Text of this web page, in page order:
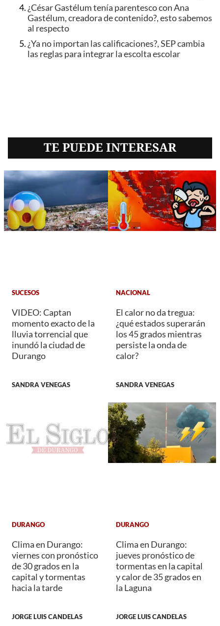
¿César Gastélum tenía parentesco con Ana
Gastélum, creadora de contenido?, esto sabemos
al respecto
¿Ya no importan las calificaciones?, SEP cambia
las reglas para integrar la escolta escolar
TE PUEDE INTERESAR
SUCESOS
VIDEO: Captan
momento exacto de la
lluvia torrencial que
inundó la ciudad de
Durango
SANDRA VENEGAS
NACIONAL
El calor no da tregua:
¿qué estados superarán
los 45 grados mientras
persiste la onda de
calor?
SANDRA VENEGAS
DURANGO
Clima en Durango:
viernes con pronóstico
de 30 grados en la
capital y tormentas
hacia la tarde
JORGE LUIS CANDELAS
DURANGO
Clima en Durango:
jueves pronóstico de
tormentas en la capital
y calor de 35 grados en
la Laguna
JORGE LUIS CANDELAS